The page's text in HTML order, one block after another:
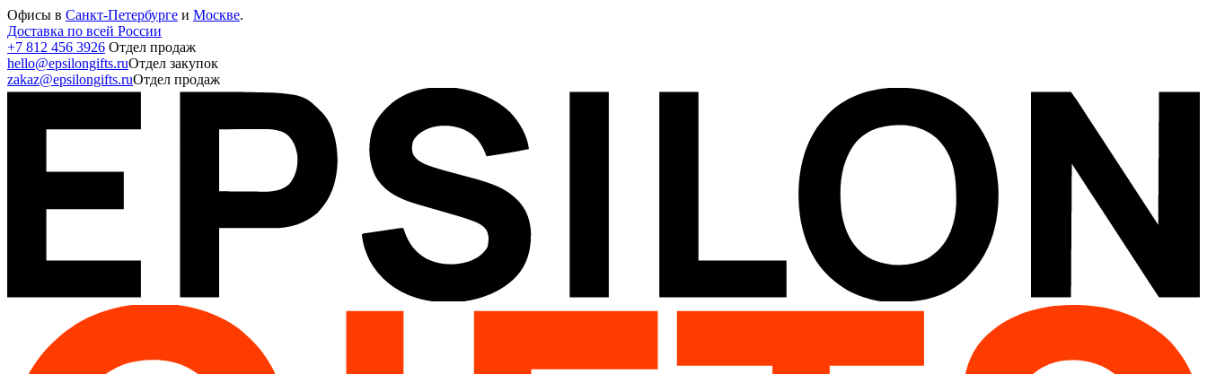
Офисы в Санкт-Петербурге и Москве.
Доставка по всей России
+7 812 456 3926 Отдел продаж
hello@epsilongifts.ruОтдел закупок
zakaz@epsilongifts.ruОтдел продаж